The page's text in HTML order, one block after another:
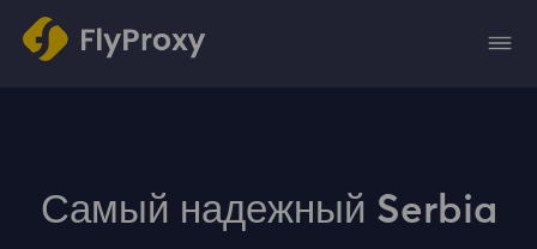
Самый надежный Serbia